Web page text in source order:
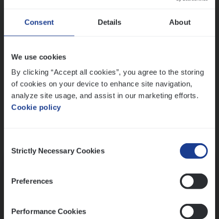
Consent Details About
We use cookies
By clicking “Accept all cookies”, you agree to the storing
of cookies on your device to enhance site navigation,
analyze site usage, and assist in our marketing efforts.
Cookie policy
Selection
Strictly Necessary Cookies
Preferences
Performance Cookies
Ons sollicitatieproces